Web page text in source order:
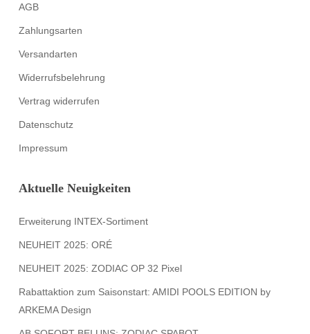
AGB
Zahlungsarten
Versandarten
Widerrufsbelehrung
Vertrag widerrufen
Datenschutz
Impressum
Aktuelle Neuigkeiten
Erweiterung INTEX-Sortiment
NEUHEIT 2025: ORÉ
NEUHEIT 2025: ZODIAC OP 32 Pixel
Rabattaktion zum Saisonstart: AMIDI POOLS EDITION by
ARKEMA Design